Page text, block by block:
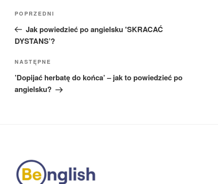
Nawigacja
Poprzedni
wpis
POPRZEDNI
Jak powiedzieć po angielsku 'SKRACAĆ
DYSTANS’?
Następny
wpis
NASTĘPNE
’Dopijać herbatę do końca’ – jak to powiedzieć po
angielsku?